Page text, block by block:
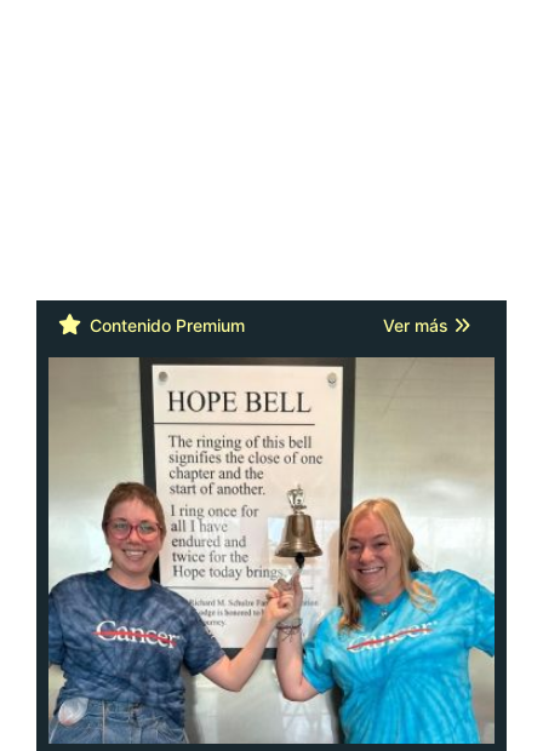
Contenido Premium Ver más